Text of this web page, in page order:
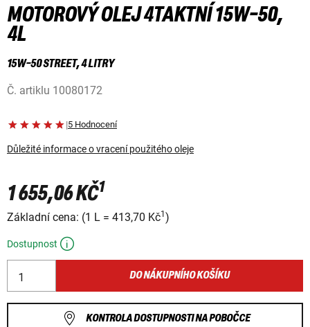
MOTOROVÝ OLEJ 4TAKTNÍ 15W-50,
4L
15W-50 STREET, 4 LITRY
Č. artiklu 10080172
|5 Hodnocení
Důležité informace o vracení použitého oleje
1 655,06 KČ1
Základní cena: (1 L = 413,70 Kč1 )
Dostupnost
DO NÁKUPNÍHO KOŠÍKU
KONTROLA DOSTUPNOSTI NA POBOČCE